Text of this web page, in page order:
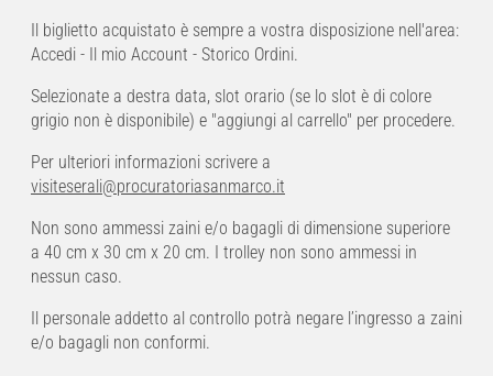
Il biglietto acquistato è sempre a vostra disposizione nell'area:
Accedi - Il mio Account - Storico Ordini.
Selezionate a destra data, slot orario (se lo slot è di colore
grigio non è disponibile) e "aggiungi al carrello" per procedere.
Per ulteriori informazioni scrivere a
visiteserali@procuratoriasanmarco.it
Non sono ammessi zaini e/o bagagli di dimensione superiore
a 40 cm x 30 cm x 20 cm. I trolley non sono ammessi in
nessun caso.
Il personale addetto al controllo potrà negare l’ingresso a zaini
e/o bagagli non conformi.